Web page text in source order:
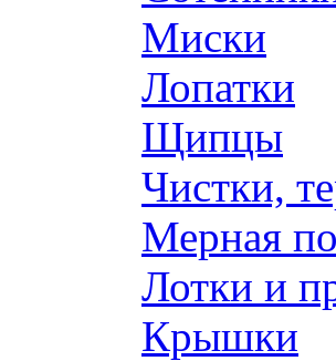
Миски
Лопатки
Щипцы
Чистки,
Мерная
Лотки и
Крышки